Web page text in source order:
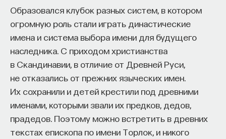
Образовался клубок разных систем, в котором
огромную роль стали играть династические
имена и система выбора имени для будущего
наследника. С приходом христианства
в Скандинавии, в отличие от Древней Руси,
не отказались от прежних языческих имен.
Их сохранили и детей крестили под древними
именами, которыми звали их предков, дедов,
прадедов. Поэтому можно встретить в древних
текстах епископа по имени Торлок, и никого
вещества, которые управляют нами»
Пройдя этот курс, вы научитесь:
— Ориентироваться в общих принципах
работы нашего организма
— Разбираться в биохимических процессах
мозга
— Понимать причины нейро- и психопатологий
приобретающей красно-бурный и желтовато-
насчитывает не менее 8000 статуй солдат, 600
лошадей и 100 колесниц. Точное число статуй
невозможно назвать, поскольку раскопки
каким-то оружием. Также в месте расположения
бронзовых кончиков стрел [